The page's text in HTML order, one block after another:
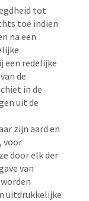
tot
toe indien
na een
een redelijke
de
in de
uit de
zijn aard en
voor
door elk der
van
uitdrukkelijke